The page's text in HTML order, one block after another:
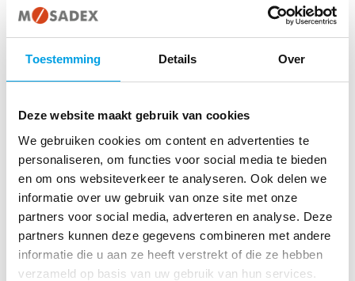
Toestemming Details Over
Deze website maakt gebruik van cookies
We gebruiken cookies om content en advertenties te
personaliseren, om functies voor social media te bieden
en om ons websiteverkeer te analyseren. Ook delen we
informatie over uw gebruik van onze site met onze
partners voor social media, adverteren en analyse. Deze
partners kunnen deze gegevens combineren met andere
informatie die u aan ze heeft verstrekt of die ze hebben
verzameld op basis van uw gebruik van hun services.